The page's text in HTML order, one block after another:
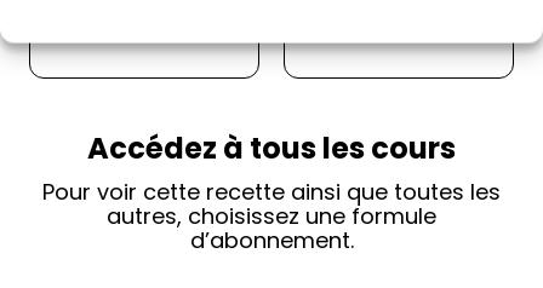
Accédez à tous les cours
Pour voir cette recette ainsi que toutes les
autres, choisissez une formule
d’abonnement.